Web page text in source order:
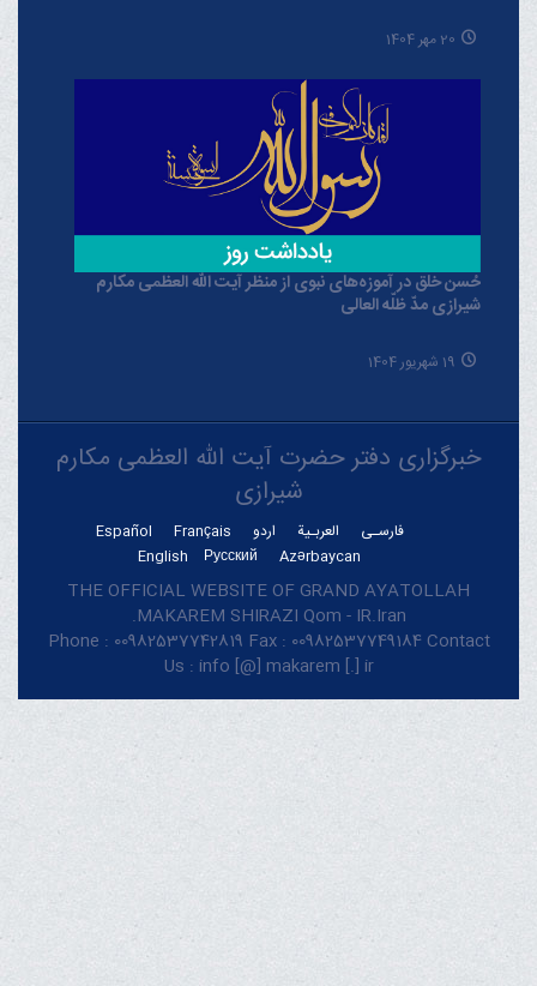
20 مهر 1404
حُسن خلق در آموزه‌های نبوی از منظر آیت الله العظمی مکارم
شیرازی مدّ ظلّه العالی
19 شهریور 1404
خبرگزاری دفتر حضرت آیت الله العظمی مکارم
شیرازی
فارسـی العربـیة اردو Français
Español
Azərbaycan
Русский
English
THE OFFICIAL WEBSITE OF GRAND AYATOLLAH
MAKAREM SHIRAZI Qom - IR.Iran.
Phone : 00982537742819 Fax : 00982537749184 Contact
Us : info [@] makarem [.] ir